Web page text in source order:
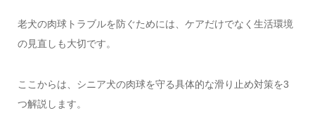
老犬の肉球トラブルを防ぐためには、ケアだけでなく生活環境
の見直しも大切です。
ここからは、シニア犬の肉球を守る具体的な滑り止め対策を3
つ解説します。